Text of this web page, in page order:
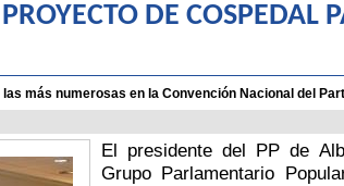
DE COSPEDAL
las más numerosas en la Convención Nacional del
El presidente del PP de
Grupo Parlamentario